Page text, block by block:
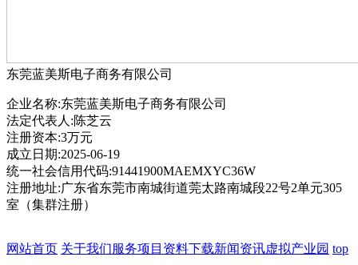
东莞蓝美斯电子商务有限公司
企业名称:东莞蓝美斯电子商务有限公司
法定代表人:陈芝云
注册资本:3万元
成立日期:2025-06-19
统一社会信用代码:91441900MAEMXYC36W
注册地址:广东省东莞市南城街道莞太路南城段22号2单元305
室（集群注册）
网站首页 关于我们服务项目 资料下载新闻资讯虚拟产业园 top